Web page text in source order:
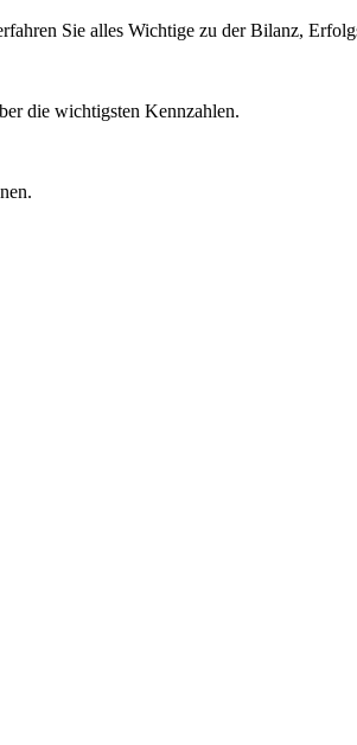
Sie alles Wichtige zu der Bilanz,
die wichtigsten Kennzahlen.